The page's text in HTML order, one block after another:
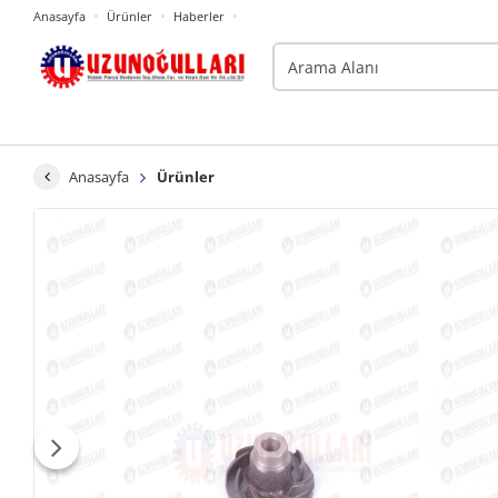
Anasayfa Ürünler Haberler
Anasayfa Ürünler